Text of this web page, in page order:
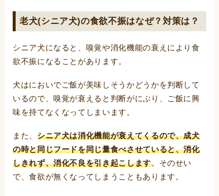
老犬(シニア犬)の食欲不振はなぜ？対策は？
シニア犬になると、嗅覚や消化機能の衰えにより食
欲不振になることがあります。
犬はにおいでご飯が美味しそうかどうかを判断して
いるので、嗅覚が衰えると判断がにぶり、ご飯に興
味を持てなくなってしまいます。
また、 シニア犬は消化機能が衰えてくるので、成犬
の時と同じフードを同じ量食べさせていると、消化
しきれず、消化不良を引き起こします。そのせい
で、食欲が無くなってしまうこともあります。